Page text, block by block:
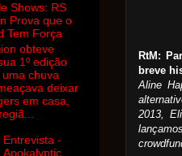
RtM:
breve
Aline
2013,
Shows: RS
Prova que o
Tem Força
obteve
1º edição
chuva
deixar
em casa,
Entrevista -
Apokalyptic